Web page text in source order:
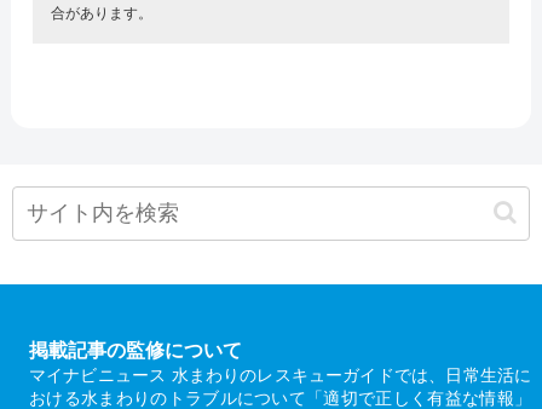
合があります。
掲載記事の監修について
マイナビニュース 水まわりのレスキューガイドでは、日常生活に
おける水まわりのトラブルについて「適切で正しく有益な情報」